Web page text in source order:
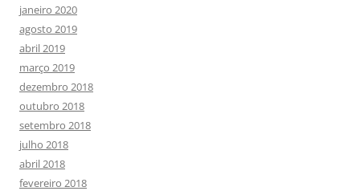
janeiro 2020
agosto 2019
abril 2019
março 2019
dezembro 2018
outubro 2018
setembro 2018
julho 2018
abril 2018
fevereiro 2018